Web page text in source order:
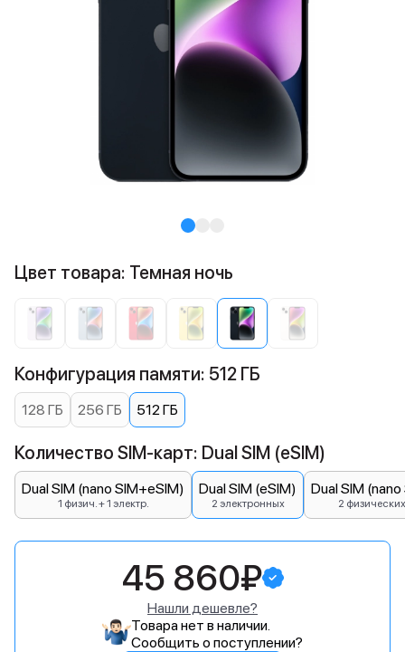
Цвет товара: Темная ночь
Конфигурация памяти: 512 ГБ
128 ГБ 256 ГБ 512 ГБ
Количество SIM-карт: Dual SIM (eSIM)
Dual SIM (nano SIM+eSIM)
1 физич. + 1 электр.
Dual SIM (eSIM)
2 электронных
Dual SIM
2 физических
45 860₽
Нашли дешевле?
Товара нет в наличии.
Сообщить о поступлении?